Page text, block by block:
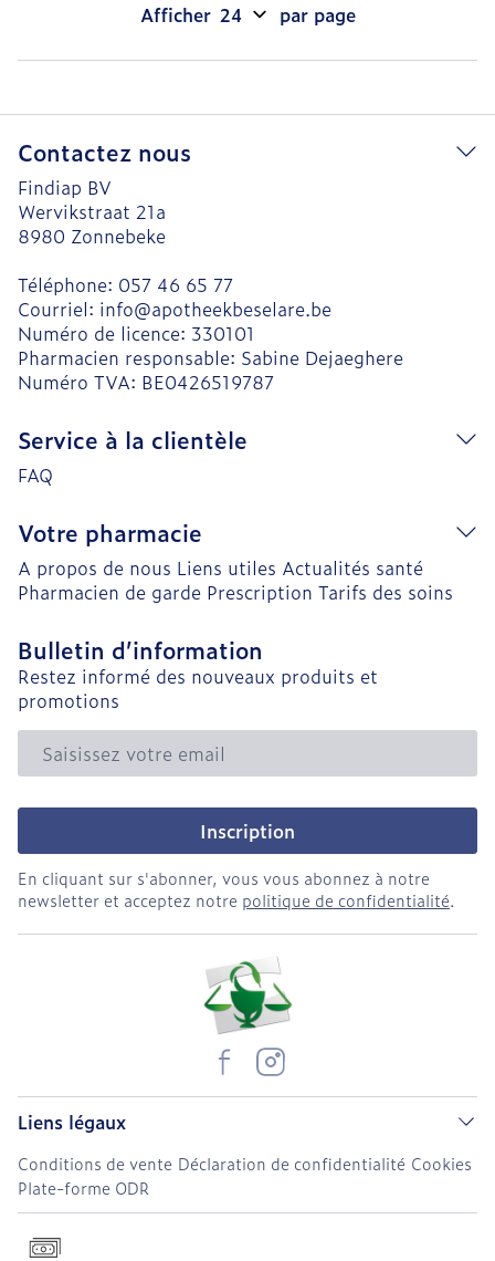
Afficher par page
Contactez nous
Findiap BV
Wervikstraat 21a
8980 Zonnebeke
Téléphone: 057 46 65 77
Courriel: info@apotheekbeselare.be
Numéro de licence: 330101
Pharmacien responsable: Sabine Dejaeghere
Numéro TVA: BE0426519787
Service à la clientèle
FAQ
Votre pharmacie
A propos de nous Liens utiles Actualités santé
Pharmacien de garde Prescription Tarifs des soins
Bulletin d’information
Restez informé des nouveaux produits et
promotions
Adresse mail
Inscription
En cliquant sur s'abonner, vous vous abonnez à notre
newsletter et acceptez notre politique de confidentialité.
Liens légaux
Conditions de vente Déclaration de confidentialité Cookies
Plate-forme ODR